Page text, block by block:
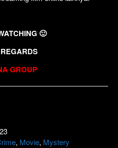
🙂
GROUP
, Movie, Mystery